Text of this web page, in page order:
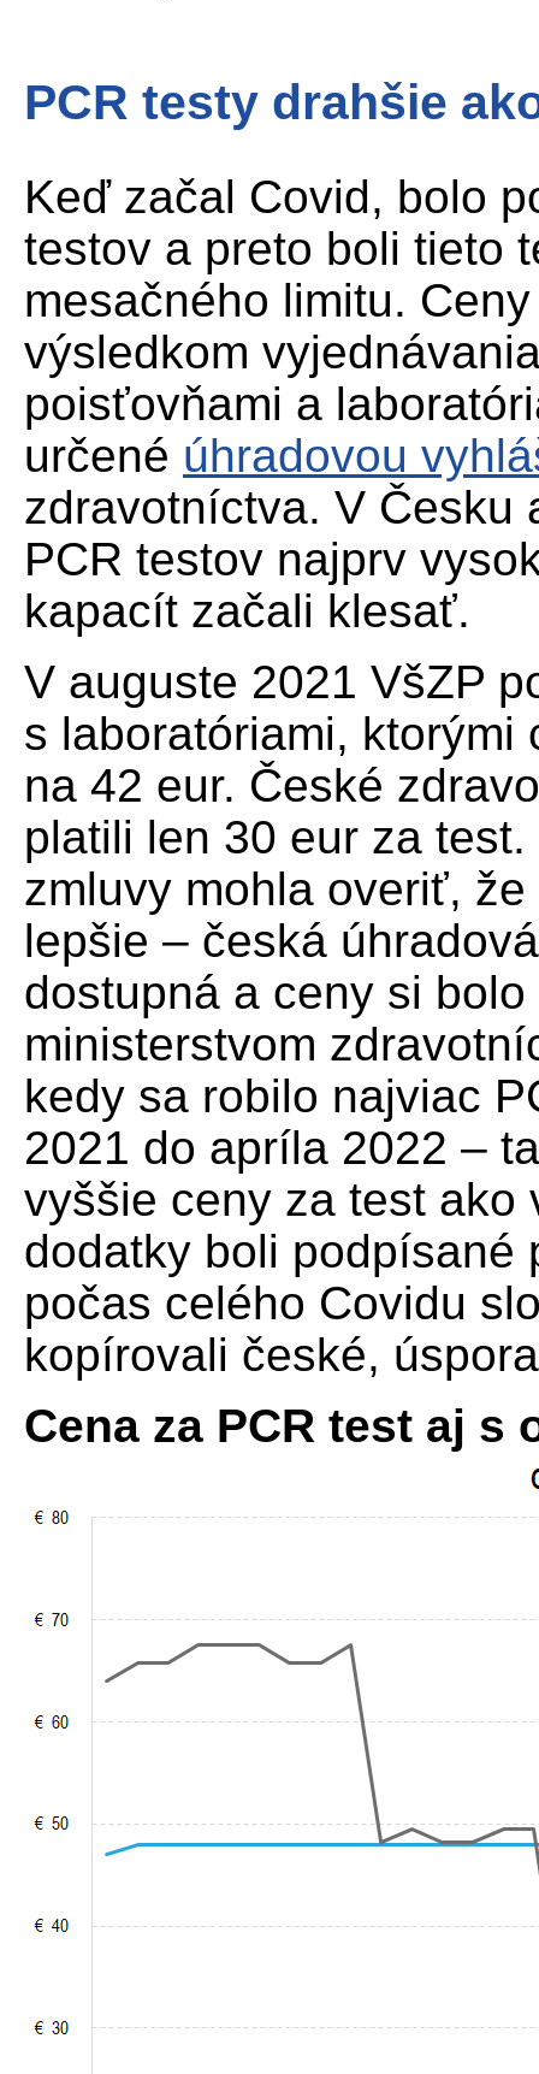
PCR testy drahšie
Keď začal Covid, bolo
testov a preto boli tieto
mesačného limitu.
výsledkom
poisťovňami a
určené úhradovou
zdravotníctva. V Česku
PCR testov najprv
kapacít začali klesať.
V auguste 2021 VšZP
s laboratóriami, ktorými
na 42 eur. České
platili len 30 eur za
zmluvy mohla overiť,
lepšie – česká
dostupná a ceny si
ministerstvom
kedy sa robilo najviac
2021 do apríla 2022 –
vyššie ceny za test ako
dodatky boli podpísané
počas celého Covidu
kopírovali české,
Cena za PCR test aj s